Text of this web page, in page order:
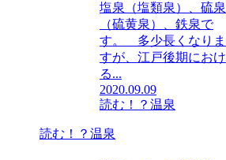
塩泉（塩類泉）、硫泉
（硫黄泉）、鉄泉で
す。 多少長くなりま
すが、江戸後期におけ
る...
2020.09.09
読む！？温泉
読む！？温泉